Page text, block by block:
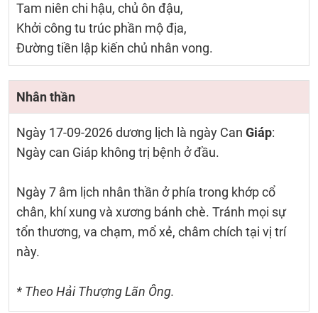
Tam niên chi hậu, chủ ôn đậu,
Khởi công tu trúc phần mộ địa,
Đường tiền lập kiến chủ nhân vong.
Nhân thần
Ngày 17-09-2026 dương lịch là ngày Can Giáp:
Ngày can Giáp không trị bệnh ở đầu.
Ngày 7 âm lịch nhân thần ở phía trong khớp cổ
chân, khí xung và xương bánh chè. Tránh mọi sự
tổn thương, va chạm, mổ xẻ, châm chích tại vị trí
này.
* Theo Hải Thượng Lãn Ông.